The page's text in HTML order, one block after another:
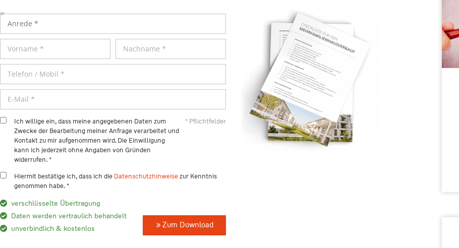
Ich willige ein, dass meine angegebenen Daten zum
Zwecke der Bearbeitung meiner Anfrage verarbeitet und
Kontakt zu mir aufgenommen wird. Die Einwilligung
kann ich jederzeit ohne Angaben von Gründen
widerrufen. *
* Pflichtfelder
Hiermit bestätige ich, dass ich die Datenschutzhinweisezur Kenntnis
genommen habe. *
verschlüsselte Übertragung
Daten werden vertraulich behandelt
unverbindlich & kostenlos
Zum Download